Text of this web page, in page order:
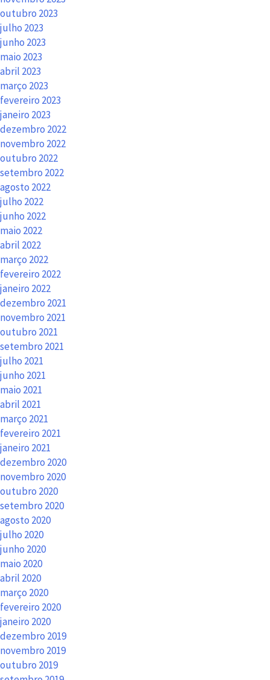
outubro 2023
julho 2023
junho 2023
maio 2023
abril 2023
março 2023
fevereiro 2023
janeiro 2023
dezembro 2022
novembro 2022
outubro 2022
setembro 2022
agosto 2022
julho 2022
junho 2022
maio 2022
abril 2022
março 2022
fevereiro 2022
janeiro 2022
dezembro 2021
novembro 2021
outubro 2021
setembro 2021
julho 2021
junho 2021
maio 2021
abril 2021
março 2021
fevereiro 2021
janeiro 2021
dezembro 2020
novembro 2020
outubro 2020
setembro 2020
agosto 2020
julho 2020
junho 2020
maio 2020
abril 2020
março 2020
fevereiro 2020
janeiro 2020
dezembro 2019
novembro 2019
outubro 2019